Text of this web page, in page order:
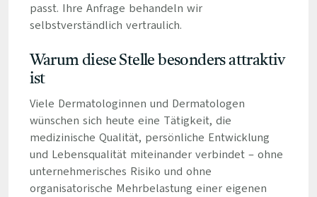
passt. Ihre Anfrage behandeln wir
selbstverständlich vertraulich.
Warum diese Stelle besonders attraktiv
ist
Viele Dermatologinnen und Dermatologen
wünschen sich heute eine Tätigkeit, die
medizinische Qualität, persönliche Entwicklung
und Lebensqualität miteinander verbindet – ohne
unternehmerisches Risiko und ohne
organisatorische Mehrbelastung einer eigenen